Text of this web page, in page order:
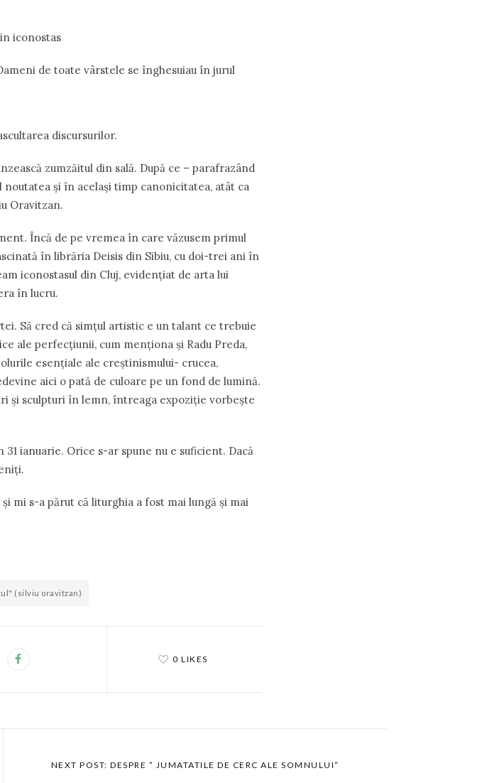
de toate vârstele se înghesuiau în jurul
discursurilor.
zumzăitul din sală. După ce – parafrazând
noutatea şi în acelaşi timp canonicitatea, atât ca
Oravitzan.
Încă de pe vremea în care văzusem primul
în librăria Deisis din Sibiu, cu doi-trei ani în
iconostasul din Cluj, evidenţiat de arta lui
în lucru.
Să cred că simţul artistic e un talant ce trebuie
ale perfecţiunii, cum menţiona şi Radu Preda,
esenţiale ale creştinismului- crucea,
aici o pată de culoare pe un fond de lumină.
şi sculpturi în lemn, întreaga expoziţie vorbeşte
ianuarie. Orice s-ar spune nu e suficient. Dacă
mi s-a părut că liturghia a fost mai lungă şi mai
(silviu oravitzan)
0 LIKES
NEXT POST: DESPRE ” JUMATATILE DE CERC ALE SOMNULUI”